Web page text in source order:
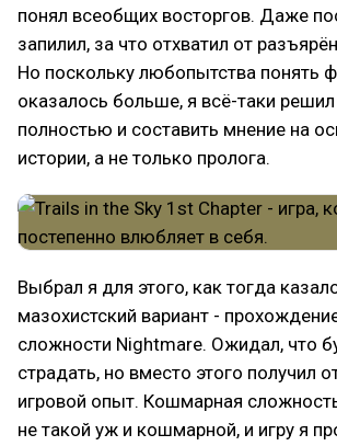
понял всеобщих восторгов. Даже
запилил, за что отхватил от
Но поскольку любопытства понять
оказалось больше, я всё-таки решил
полностью и составить мнение на
истории, а не только пролога.
Выбрал я для этого, как тогда
мазохистский вариант -
сложности Nightmare. Ожидал, что
страдать, но вместо этого получил
игровой опыт. Кошмарная
не такой уж и кошмарной, и игру я